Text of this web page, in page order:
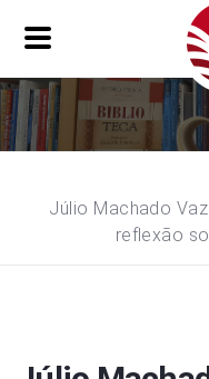
Júlio Machado
reflexão